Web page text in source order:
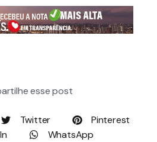
esse post
Twitter
Pinterest
WhatsApp